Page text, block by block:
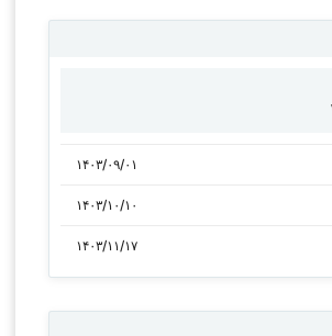
۱۴۰۳/۰۹/۰۱
۱۴۰۳/۱۰/۱۰
۱۴۰۳/۱۱/۱۷